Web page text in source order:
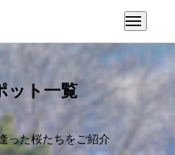
ット一覧
った桜たちをご紹介